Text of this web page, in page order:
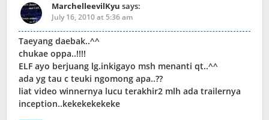
MarchelleevilKyu says:
July 16, 2010 at 5:36 am
Taeyang daebak..^^
chukae oppa..!!!!
ELF ayo berjuang lg.inkigayo msh menanti qt..^^
ada yg tau c teuki ngomong apa..??
liat video winnernya lucu terakhir2 mlh ada trailernya
inception..kekekekekeke